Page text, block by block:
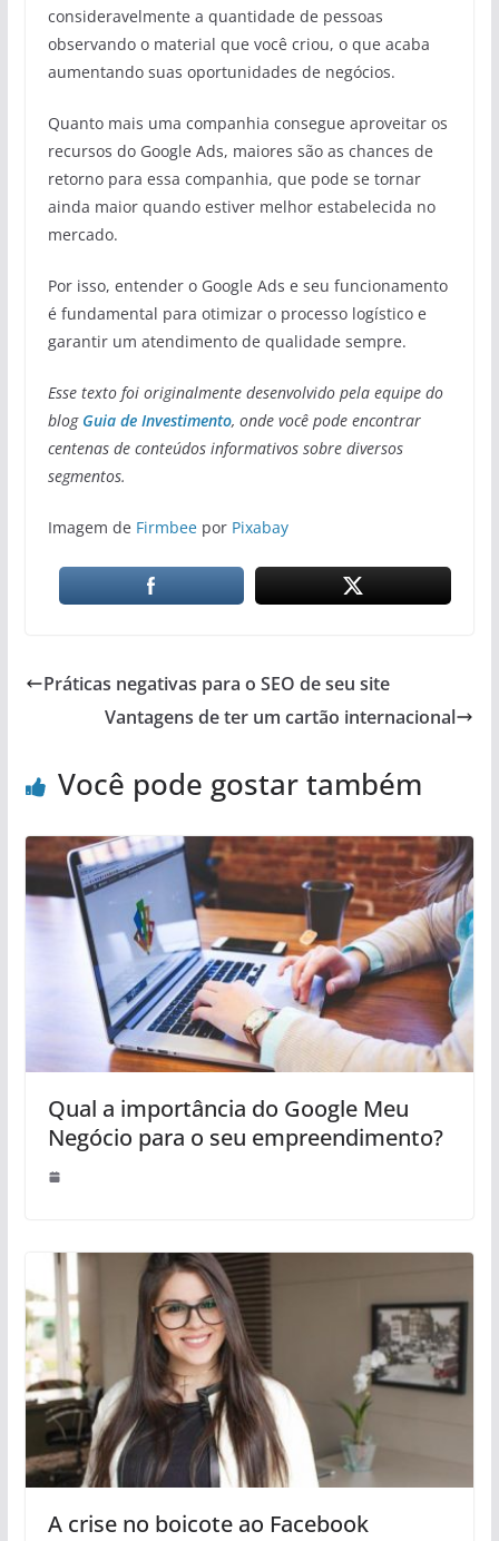
consideravelmente a quantidade de pessoas
observando o material que você criou, o que acaba
aumentando suas oportunidades de negócios.
Quanto mais uma companhia consegue aproveitar os
recursos do Google Ads, maiores são as chances de
retorno para essa companhia, que pode se tornar
ainda maior quando estiver melhor estabelecida no
mercado.
Por isso, entender o Google Ads e seu funcionamento
é fundamental para otimizar o processo logístico e
garantir um atendimento de qualidade sempre.
Esse texto foi originalmente desenvolvido pela equipe do
blog Guia de Investimento, onde você pode encontrar
centenas de conteúdos informativos sobre diversos
segmentos.
Imagem de Firmbeepor Pixabay
Práticas negativas para o SEO de seu site
Vantagens de ter um cartão internacional
Você pode gostar também
Qual a importância do Google Meu
Negócio para o seu empreendimento?
A crise no boicote ao Facebook